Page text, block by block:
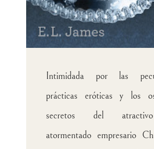
Intimidada por las
prácticas eróticas y los
secretos del
atormentado empresario